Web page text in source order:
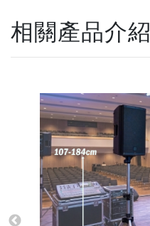
相關產品介紹